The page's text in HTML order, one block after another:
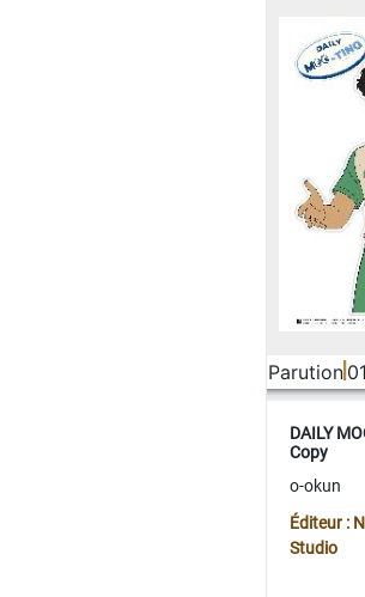
Parution
DAILY
Copy
o-okun
Éditeur :
Studio